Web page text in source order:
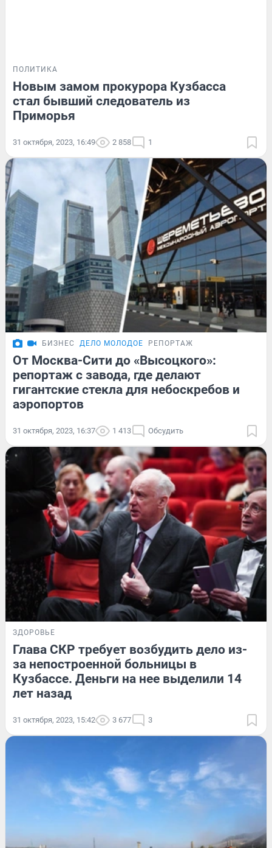
ПОЛИТИКА
Новым замом прокурора Кузбасса
стал бывший следователь из
Приморья
31 октября, 2023, 16:49 2 858 1
БИЗНЕС ДЕЛО МОЛОДОЕ РЕПОРТАЖ
От Москва-Сити до «Высоцкого»:
репортаж с завода, где делают
гигантские стекла для небоскребов и
аэропортов
31 октября, 2023, 16:37 1 413 Обсудить
ЗДОРОВЬЕ
Глава СКР требует возбудить дело из-
за непостроенной больницы в
Кузбассе. Деньги на нее выделили 14
лет назад
31 октября, 2023, 15:42 3 677 3